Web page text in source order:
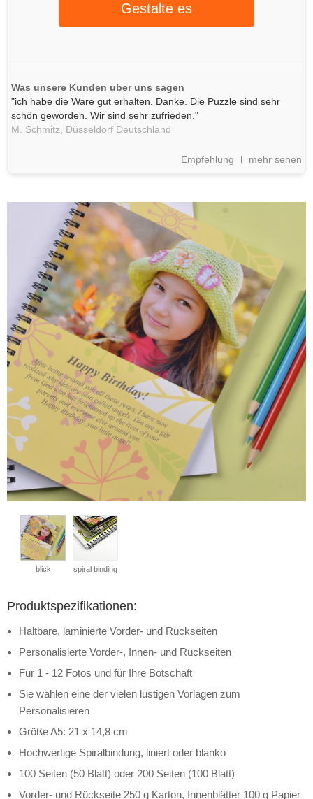
Gestalte es
Was unsere Kunden uber uns sagen
"ich habe die Ware gut erhalten. Danke. Die Puzzle sind sehr
schön geworden. Wir sind sehr zufrieden."
M. Schmitz,
Düsseldorf Deutschland
Empfehlung mehr sehen
blick spiral binding
Produktspezifikationen:
Haltbare, laminierte Vorder- und Rückseiten
Personalisierte Vorder-, Innen- und Rückseiten
Für 1 - 12 Fotos und für Ihre Botschaft
Sie wählen eine der vielen lustigen Vorlagen zum
Personalisieren
Größe A5: 21 x 14,8 cm
Hochwertige Spiralbindung, liniert oder blanko
100 Seiten (50 Blatt) oder 200 Seiten (100 Blatt)
Vorder- und Rückseite 250 g Karton, Innenblätter 100 g Papier